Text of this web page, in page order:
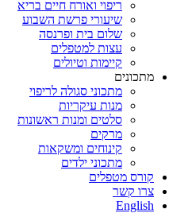
ריפוי ואורח חיים בריא
שיעורי פרשת השבוע
שלום בית ופרנסה
עצות למטפלים
קיימות וטיולים
מתכונים
מתכוני סגולה לריפוי
מנות עיקריות
סלטים ומנות ראשונות
מרקים
קינוחים ומשקאות
מתכוני ילדים
קורס מטפלים
צרו קשר
English